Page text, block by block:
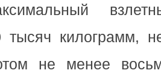
килограмм,
не менее